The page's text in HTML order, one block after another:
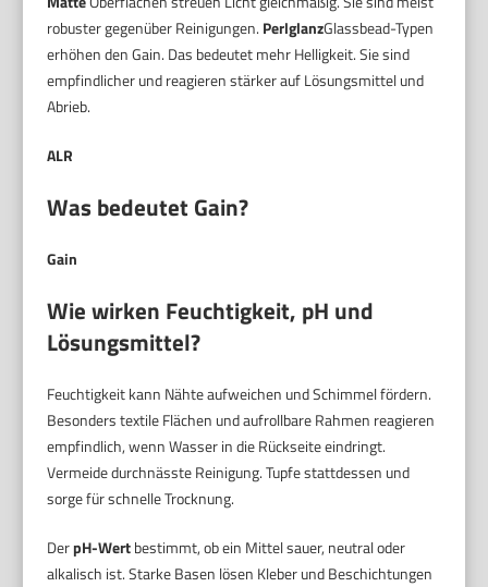
robuster gegenüber Reinigungen. PerlglanzGlassbead-Typen
erhöhen den Gain. Das bedeutet mehr Helligkeit. Sie sind
empfindlicher und reagieren stärker auf Lösungsmittel und
Abrieb.
ALR
Was bedeutet Gain?
Gain
Wie wirken Feuchtigkeit, pH und
Lösungsmittel?
Feuchtigkeit kann Nähte aufweichen und Schimmel fördern.
Besonders textile Flächen und aufrollbare Rahmen reagieren
empfindlich, wenn Wasser in die Rückseite eindringt.
Vermeide durchnässte Reinigung. Tupfe stattdessen und
sorge für schnelle Trocknung.
DerpH-Wertbestimmt, ob ein Mittel sauer, neutral oder
alkalisch ist. Starke Basen lösen Kleber und Beschichtungen